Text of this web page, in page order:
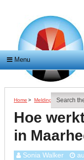
Menu
Home > Meldingen > Hoe
Hoe
in
Sonia Walker